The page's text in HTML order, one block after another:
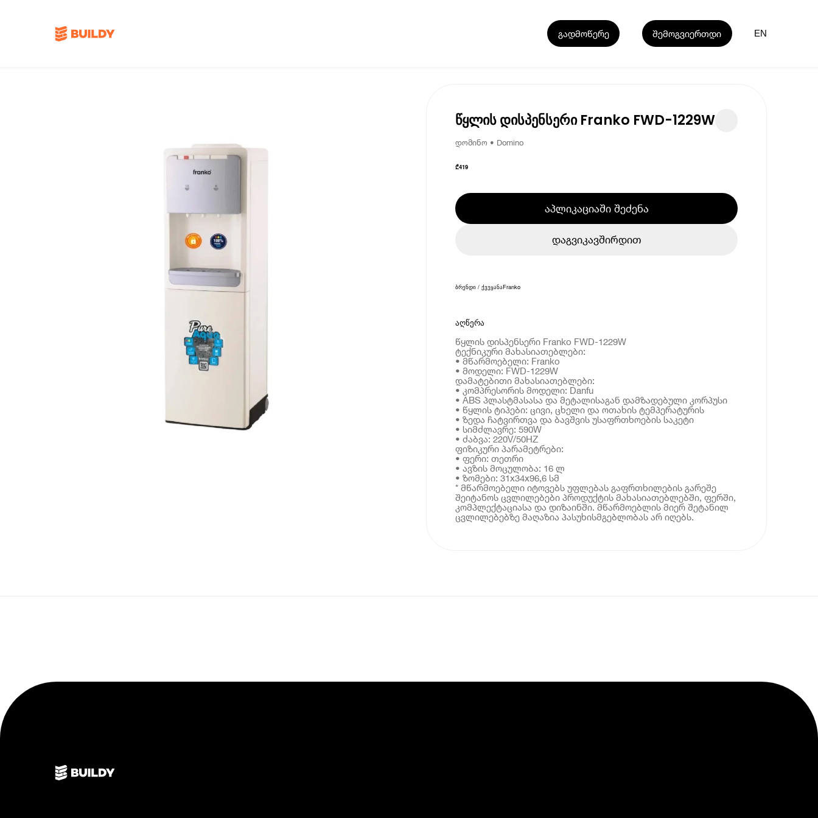
გადმოწერე შემოგვიერთდი EN
წყლის დისპენსერი Franko FWD-1229W
დომინო • Domino
₾419
აპლიკაციაში შეძენა
დაგვიკავშირდით
ბრენდი / ქვეყანაFranko
აღწერა
წყლის დისპენსერი Franko FWD-1229W
ტექნიკური მახასიათებლები:
• მწარმოებელი: Franko
• მოდელი: FWD-1229W
დამატებითი მახასიათებლები:
• კომპრესორის მოდელი: Danfu
• ABS პლასტმასასა და მეტალისაგან დამზადებული კორპუსი
• წყლის ტიპები: ცივი, ცხელი და ოთახის ტემპერატურის
• ზედა ჩატვირთვა და ბავშვის უსაფრთხოების საკეტი
• სიმძლავრე: 590W
• ძაბვა: 220V/50HZ
ფიზიკური პარამეტრები:
• ფერი: თეთრი
• ავზის მოცულობა: 16 ლ
• ზომები: 31x34x96,6 სმ
* მწარმოებელი იტოვებს უფლებას გაფრთხილების გარეშე
შეიტანოს ცვლილებები პროდუქტის მახასიათებლებში, ფერში,
კომპლექტაციასა და დიზაინში. მწარმოებლის მიერ შეტანილ
ცვლილებებზე მაღაზია პასუხისმგებლობას არ იღებს.